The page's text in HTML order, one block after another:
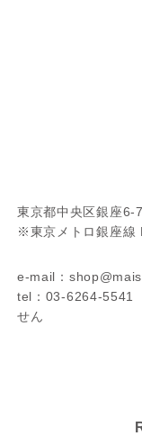
東京都中央区銀座
※東京メトロ銀座線
e-mail：
tel：03-6264-5541
せん